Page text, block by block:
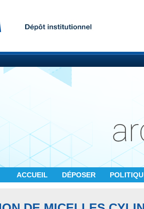
ACCUEIL DÉPOSER